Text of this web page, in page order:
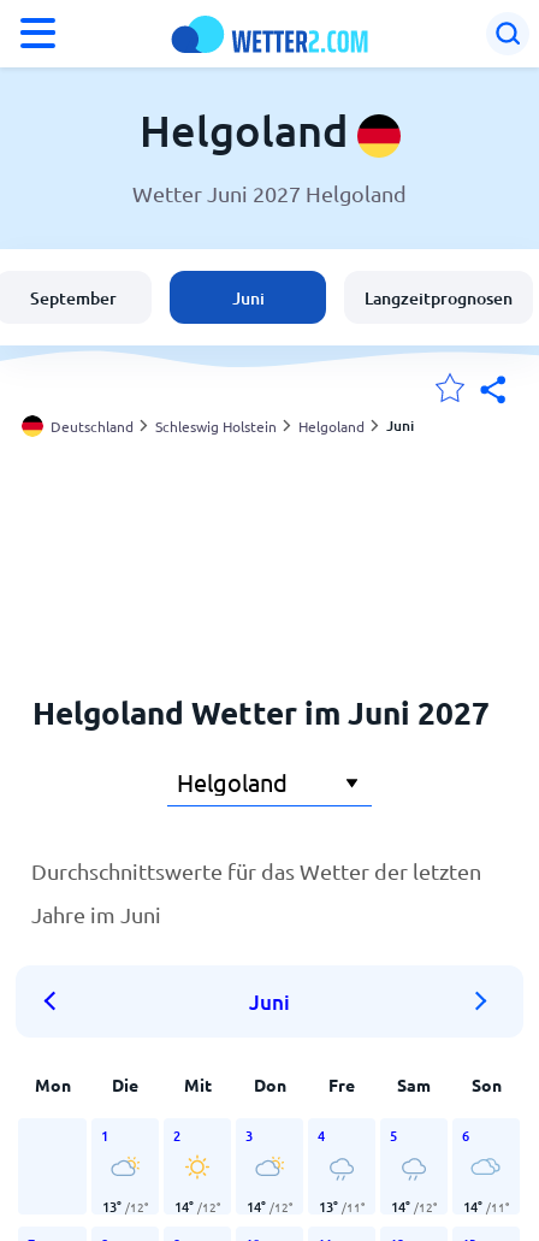
Wetter in Helgoland
Schweiz
Österreich
Helgoland
Wetter Juni 2027 Helgoland
September Juni Langzeitprognosen
Deutschland Schleswig Holstein Helgoland Juni
Helgoland Wetter im Juni 2027
Durchschnittswerte für das Wetter der letzten
Jahre im Juni
Juni
Mon Die Mit Don Fre Sam Son
1
13° /12°
2
14° /12°
3
14° /12°
4
13° /11°
5
14° /12°
6
14° /11°